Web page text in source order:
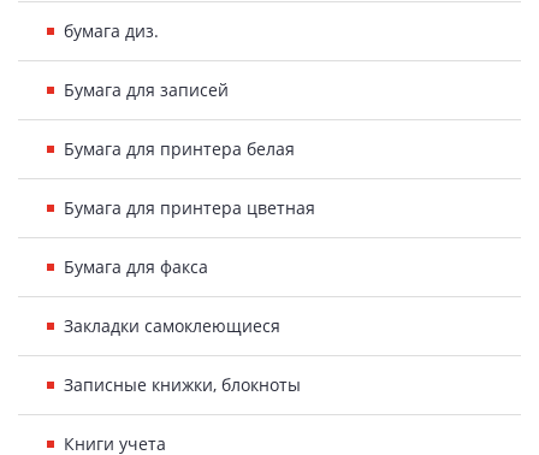
бумага диз.
Бумага для записей
Бумага для принтера белая
Бумага для принтера цветная
Бумага для факса
Закладки самоклеющиеся
Записные книжки, блокноты
Книги учета